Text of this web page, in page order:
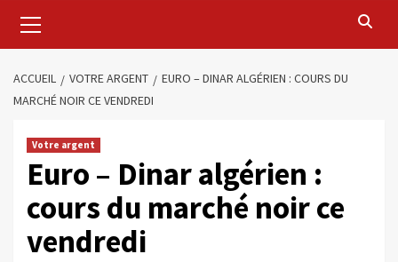
ACCUEIL VOTRE ARGENT
EURO – DINAR ALGÉRIEN : COURS DU
MARCHÉ NOIR CE VENDREDI
Votre argent
Euro – Dinar algérien :
cours du marché noir ce
vendredi